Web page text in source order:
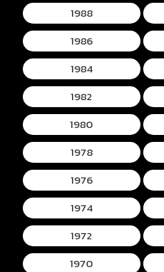
1988
1986
1984
1982
1980
1978
1976
1974
1972
1970